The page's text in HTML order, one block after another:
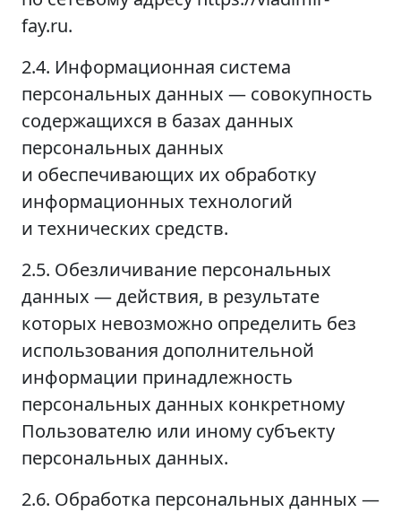
fay.ru.
2.4. Информационная система
персональных данных — совокупность
содержащихся в базах данных
персональных данных
и обеспечивающих их обработку
информационных технологий
и технических средств.
2.5. Обезличивание персональных
данных — действия, в результате
которых невозможно определить без
использования дополнительной
информации принадлежность
персональных данных конкретному
Пользователю или иному субъекту
персональных данных.
2.6. Обработка персональных данных —